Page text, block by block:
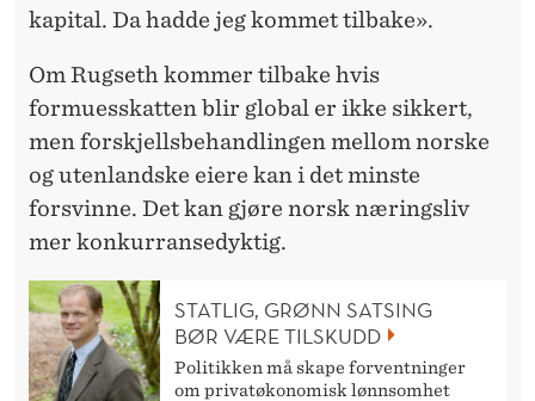
kapital. Da hadde jeg kommet tilbake».
Om Rugseth kommer tilbake hvis
formuesskatten blir global er ikke sikkert,
men forskjellsbehandlingen mellom norske
og utenlandske eiere kan i det minste
forsvinne. Det kan gjøre norsk næringsliv
mer konkurransedyktig.
STATLIG, GRØNN SATSING
BØR VÆRE TILSKUDD
Politikken må skape forventninger
om privatøkonomisk lønnsomhet